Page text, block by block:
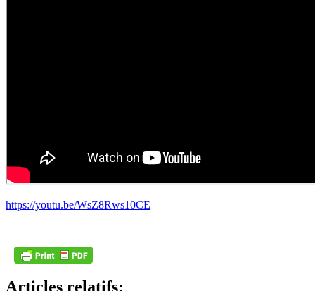
https://youtu.be/WsZ8Rws10CE
Articles relatifs: